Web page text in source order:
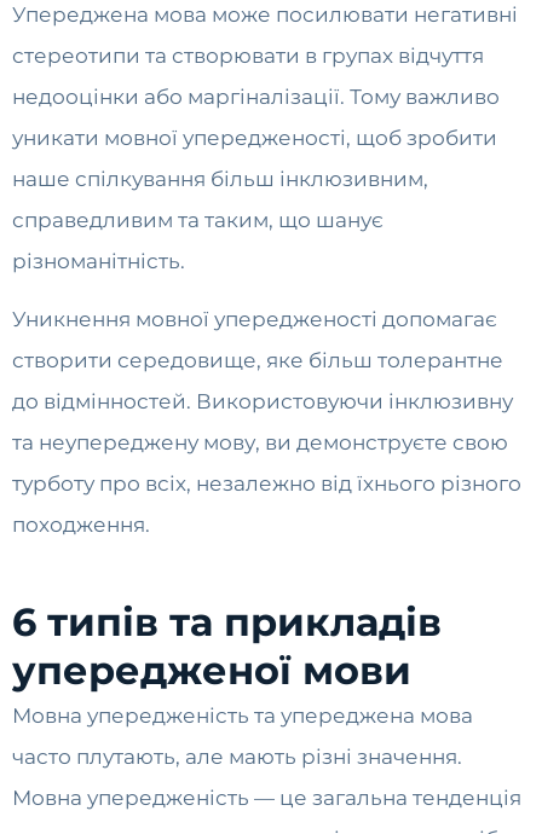
Упереджена мова може посилювати негативні
стереотипи та створювати в групах відчуття
недооцінки або маргіналізації. Тому важливо
уникати мовної упередженості, щоб зробити
наше спілкування більш інклюзивним,
справедливим та таким, що шанує
різноманітність.
Уникнення мовної упередженості допомагає
створити середовище, яке більш толерантне
до відмінностей. Використовуючи інклюзивну
та неупереджену мову, ви демонструєте свою
турботу про всіх, незалежно від їхнього різного
походження.
6 типів та прикладів
упередженої мови
Мовна упередженість та упереджена мова
часто плутають, але мають різні значення.
Мовна упередженість — це загальна тенденція